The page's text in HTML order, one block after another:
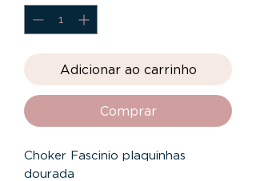
Adicionar ao carrinho
Comprar
Choker Fascinio plaquinhas
dourada